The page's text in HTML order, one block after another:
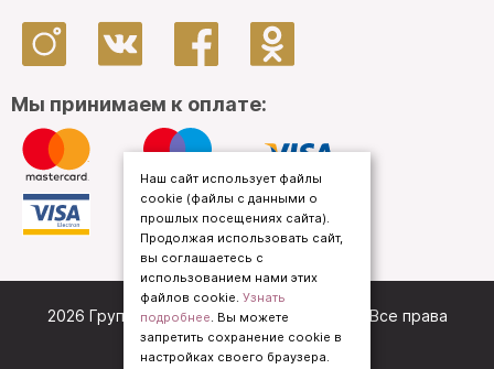
Мы принимаем к оплате:
2026 Группа компаний «Кредо Приорат
». Все права
защищены.
Наш сайт использует файлы
cookie (файлы с данными о
прошлых посещениях сайта).
Продолжая использовать сайт,
вы соглашаетесь с
использованием нами этих
файлов cookie. Узнать
подробнее. Вы можете
запретить сохранение cookie в
настройках своего браузера.